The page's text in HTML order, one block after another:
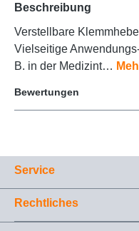
Beschreibung
Verstellbare
Vielseitige
B. in der Medizint…
Bewertungen
Service
Rechtliches